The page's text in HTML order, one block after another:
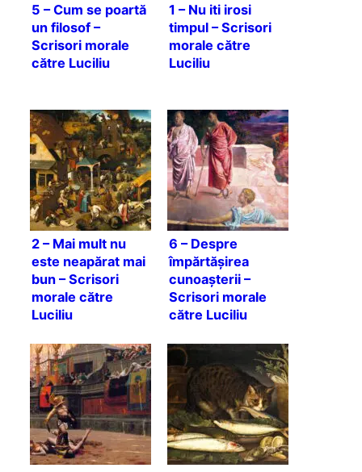
5 – Cum se poartă
un filosof –
Scrisori morale
către Luciliu
1 – Nu iti irosi
timpul – Scrisori
morale către
Luciliu
2 – Mai mult nu
este neapărat mai
bun – Scrisori
morale către
Luciliu
6 – Despre
împărtășirea
cunoașterii –
Scrisori morale
către Luciliu